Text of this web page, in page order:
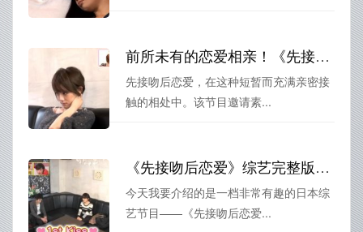
前所未有的恋爱相亲！《先接吻后恋爱》日剧网专访节目组策划
先接吻后恋爱，在这种短暂而充满亲密接
触的相处中。该节目邀请素...
《先接吻后恋爱》综艺完整版在线，这个恋爱法则，你必须知道
今天我要介绍的是一档非常有趣的日本综
艺节目——《先接吻后恋爱...